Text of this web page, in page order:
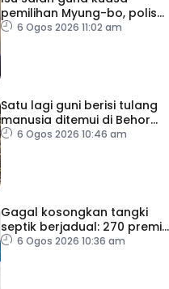
pemilihan Myung-bo, polis
gempur pejabat KFA
6 Ogos 2026 11:02 am
Satu lagi guni berisi tulang
manusia ditemui di Behor
Mali, disiasat sebagai kes
6 Ogos 2026 10:46 am
Gagal kosongkan tangki
septik berjadual: 270 premis
dikenakan notis pematuhan
6 Ogos 2026 10:36 am